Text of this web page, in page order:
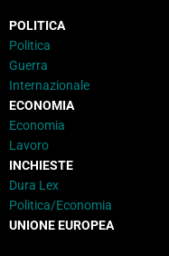
POLITICA
Politica
Guerra
Internazionale
ECONOMIA
Economia
Lavoro
INCHIESTE
Dura Lex
Politica/Economia
UNIONE EUROPEA